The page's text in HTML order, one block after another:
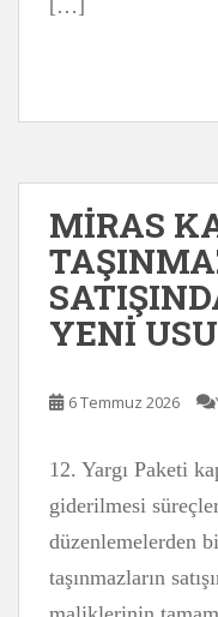
[…]
MİRAS
YENİ
6 Temmuz 2026
12. Yargı Paketi
giderilmesi
düzenlemelerden
taşınmazların